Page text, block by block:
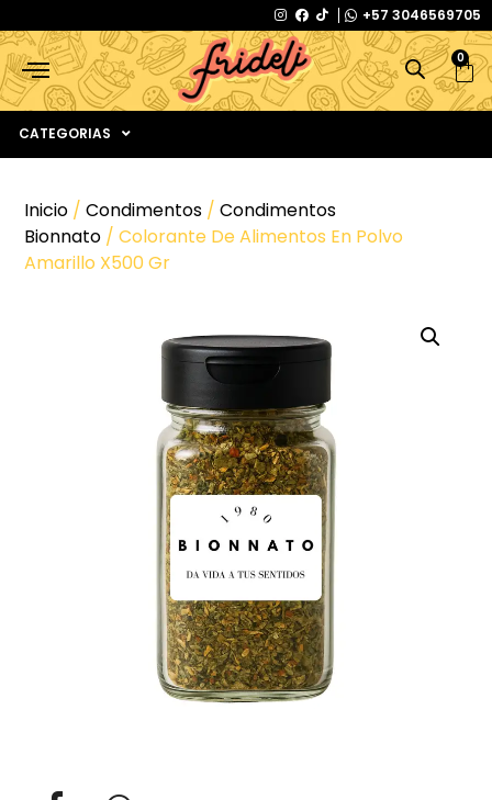
+57 3046569705
0
CATEGORIAS
Inicio /Condimentos /Condimentos
Bionnato / Colorante De Alimentos En Polvo
Amarillo X500 Gr